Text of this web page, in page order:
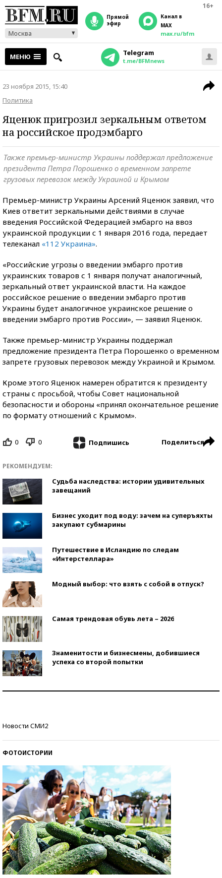
16+
Москва
прямой
эфир
Канал в
MAX
max.ru/bfm
МЕНЮ Telegram
t.me/BFMnews
23 ноября 2015, 15:40
Политика
Яценюк пригрозил зеркальным ответом
на российское продэмбарго
Также премьер-министр Украины поддержал предложение
президента Петра Порошенко о временном запрете
грузовых перевозок между Украиной и Крымом
Премьер-министр Украины Арсений Яценюк заявил, что
Киев ответит зеркальными действиями в случае
введения Российской Федерацией эмбарго на ввоз
украинской продукции с 1 января 2016 года, передает
телеканал «112 Украина».
«Российские угрозы о введении эмбарго против
украинских товаров с 1 января получат аналогичный,
зеркальный ответ украинской власти. На каждое
российское решение о введении эмбарго против
Украины будет аналогичное украинское решение о
введении эмбарго против России», — заявил Яценюк.
Также премьер-министр Украины поддержал
предложение президента Петра Порошенко о временном
запрете грузовых перевозок между Украиной и Крымом.
Кроме этого Яценюк намерен обратится к президенту
страны с просьбой, чтобы Совет национальной
безопасности и обороны «принял окончательное решение
по формату отношений с Крымом».
0 0 Подпишись Поделиться
РЕКОМЕНДУЕМ:
Судьба наследства: истории удивительных
завещаний
Бизнес уходит под воду: зачем на суперъяхты
закупают субмарины
Путешествие в Исландию по следам
«Интерстеллара»
Модный выбор: что взять с собой в отпуск?
Самая трендовая обувь лета – 2026
Знаменитости и бизнесмены, добившиеся
успеха со второй попытки
Новости СМИ2
ФОТОИСТОРИИ